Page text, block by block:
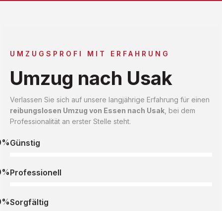
UMZUGSPROFI MIT ERFAHRUNG
Umzug nach Usak
Verlassen Sie sich auf unsere langjährige Erfahrung für einen
reibungslosen Umzug von Essen nach Usak , bei dem
Professionalität an erster Stelle steht.
Günstig
Professionell
Sorgfältig